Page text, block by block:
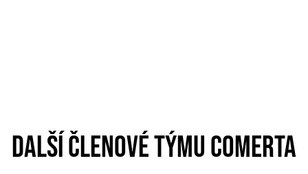
DALŠÍ ČLENOVÉ TÝMU COMERTA